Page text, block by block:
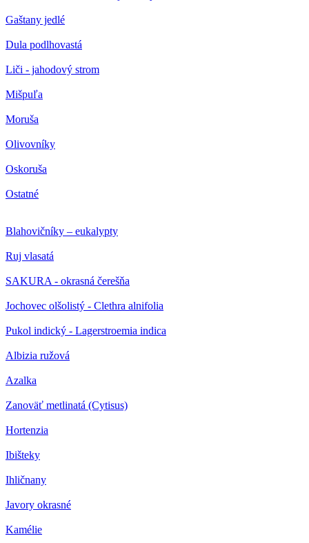
Gaštany jedlé
Dula podlhovastá
Liči - jahodový strom
Mišpuľa
Moruša
Olivovníky
Oskoruša
Ostatné
Blahovičníky – eukalypty
Ruj vlasatá
SAKURA - okrasná čerešňa
Jochovec olšolistý - Clethra alnifolia
Pukol indický - Lagerstroemia indica
Albizia ružová
Azalka
Zanoväť metlinatá (Cytisus)
Hortenzia
Ibišteky
Ihličnany
Javory okrasné
Kamélie